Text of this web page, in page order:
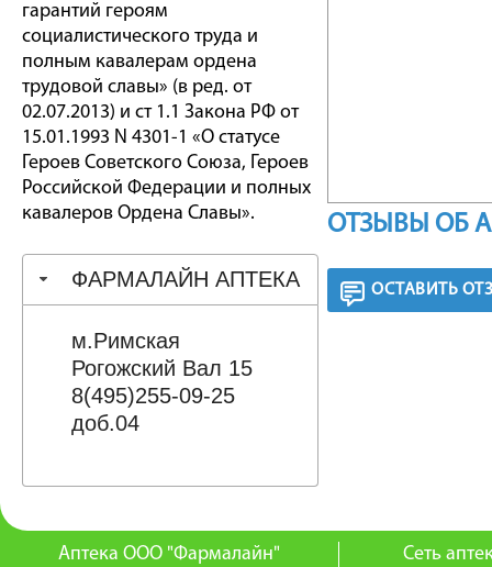
гарантий героям
социалистического труда и
полным кавалерам ордена
трудовой славы» (в ред. от
02.07.2013) и ст 1.1 Закона РФ от
15.01.1993 N 4301-1 «О статусе
Героев Советского Союза, Героев
Российской Федерации и полных
кавалеров Ордена Славы».
ФАРМАЛАЙН АПТЕКА
м.Римская
Рогожский Вал 15
8(495)255-09-25
доб.04
ОТЗЫВЫ ОБ
ОСТАВИТЬ
Аптека ООО "Фармалайн"
Сеть